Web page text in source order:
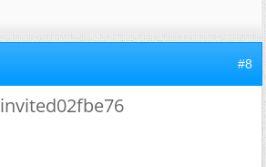
#8
invited02fbe76